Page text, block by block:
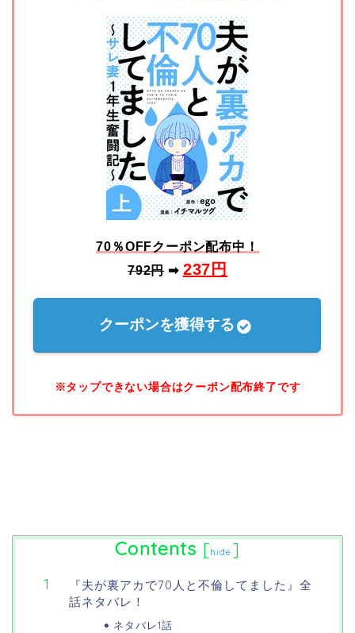
70％OFFクーポン配布中！
792円➡ 237 円
クーポンを獲得する
※タップできない場合はクーポン配布終了です
Contents [hide ]
『夫が裏アカで70人と不倫してました』全
話ネタバレ！
ネタバレ1話